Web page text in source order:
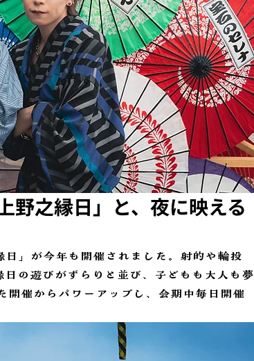
野之縁日」と、夜に映える
」が今年も開催されました。射的や輪投
の遊びがずらりと並び、子どもも大人も夢
催からパワーアップし、 会期中毎日開催